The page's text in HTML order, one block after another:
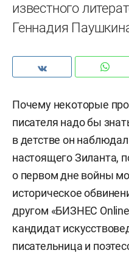
известного
Геннадия
Почему некоторые
писателя надо бы
в детстве он
настоящего Зиланта,
о первом дне войны
историческое
другом «БИЗНЕС
кандидат
писательница и